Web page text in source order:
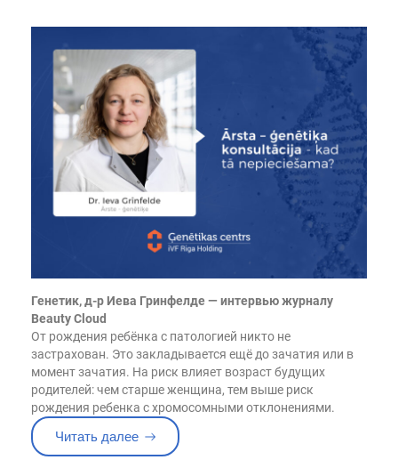
Генетик, д-р Иева Гринфелде — интервью журналу
Beauty Cloud
От рождения ребёнка с патологией никто не
застрахован. Это закладывается ещё до зачатия или в
момент зачатия. На риск влияет возраст будущих
родителей: чем старше женщина, тем выше риск
рождения ребенка с хромосомными отклонениями.
Читать далее«КОНСУЛЬТАЦИИ ВРАЧА-ГЕНЕТИКА»